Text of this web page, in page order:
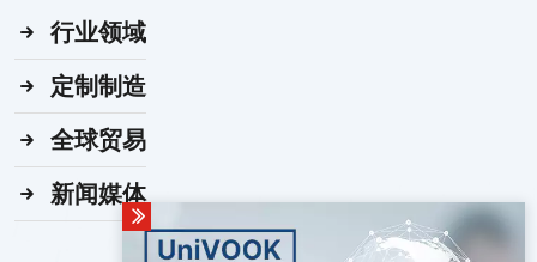
行业领域
定制制造
全球贸易
新闻媒体